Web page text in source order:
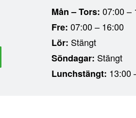
Mån – Tors:07:00 –
Fre:07:00 – 16:00
Lör: Stängt
Söndagar: Stängt
Lunchstängt: 13:00